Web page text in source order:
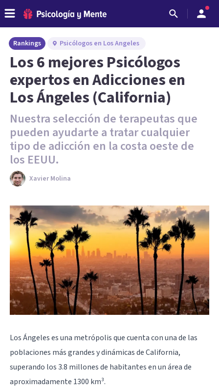
Rankings Psicólogos en Los Angeles
Los 6 mejores Psicólogos
expertos en Adicciones en
Los Ángeles (California)
Nuestra selección de terapeutas que
pueden ayudarte a tratar cualquier
tipo de adicción en la costa oeste de
los EEUU.
Xavier Molina
Los Ángeleses una metrópolis que cuenta con una de las
poblaciones más grandes y dinámicas de California,
superando los 3.8 millones de habitantes en un área de
aproximadamente 1300 km³.